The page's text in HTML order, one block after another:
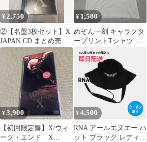
¥ 2,750
②【名盤3枚セット】X
JAPAN CD まとめ売り
ART OF LIFE
¥ 1,580
めぞん一刻 キャラクタ
ープリントTシャツ ホ
ワイト サイズXL
¥3,900
【初回限定盤】X/ウィ
ーク・エンド X
¥4,500
RNA アールエヌエー ハ
ット ブラック レディー